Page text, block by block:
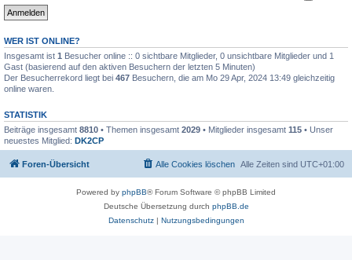
WER IST ONLINE?
Insgesamt ist 1 Besucher online :: 0 sichtbare Mitglieder, 0 unsichtbare Mitglieder und 1
Gast (basierend auf den aktiven Besuchern der letzten 5 Minuten)
Der Besucherrekord liegt bei 467 Besuchern, die am Mo 29 Apr, 2024 13:49 gleichzeitig
online waren.
STATISTIK
Beiträge insgesamt 8810 • Themen insgesamt 2029 • Mitglieder insgesamt 115 • Unser
neuestes Mitglied: DK2CP
Foren-Übersicht Alle Zeiten sind UTC+01:00
Alle Cookies löschen
Powered by phpBB® Forum Software © phpBB Limited
Deutsche Übersetzung durch phpBB.de
Datenschutz| Nutzungsbedingungen